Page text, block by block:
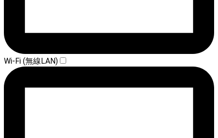
Wi-Fi (無線LAN)